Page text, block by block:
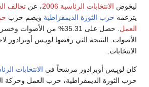
ليخوض الانتخابات الرئاسية 2006 ، عن تحالف
يتزعمه حزب الثورة الديمقراطية ويضم حزب
العمل
الأصوات. النتيجة التي رفضها لوپـِس أوبرادور
الانتخابات.
كان لوپـِس أوبرادور مرشحاً في الانتخابات
حزب الثورة الديمقراطية، حزب العمل وحركة